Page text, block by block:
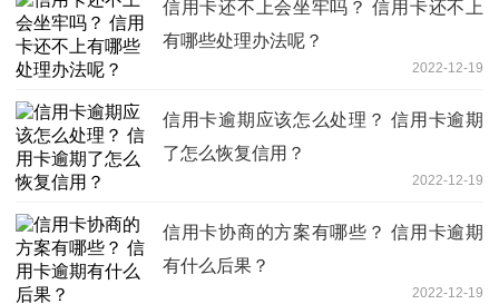
信用卡还不上会坐牢吗？ 信用卡还不上
有哪些处理办法呢？
2022-12-19
信用卡逾期应该怎么处理？ 信用卡逾期
了怎么恢复信用？
2022-12-19
信用卡协商的方案有哪些？ 信用卡逾期
有什么后果？
2022-12-19